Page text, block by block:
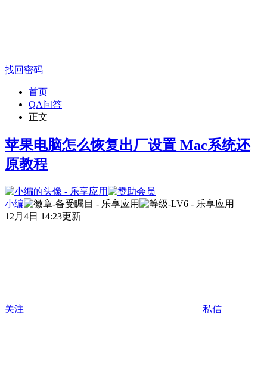
找回密码
首页
QA问答
正文
苹果电脑怎么恢复出厂设置 Mac系统还
原教程
小编
12月4日 14:23更新
关注 私信